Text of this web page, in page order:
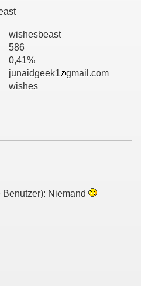
wishesbeast
586
0,41%
junaidgeek1
gmail.com
wishes
Niemand